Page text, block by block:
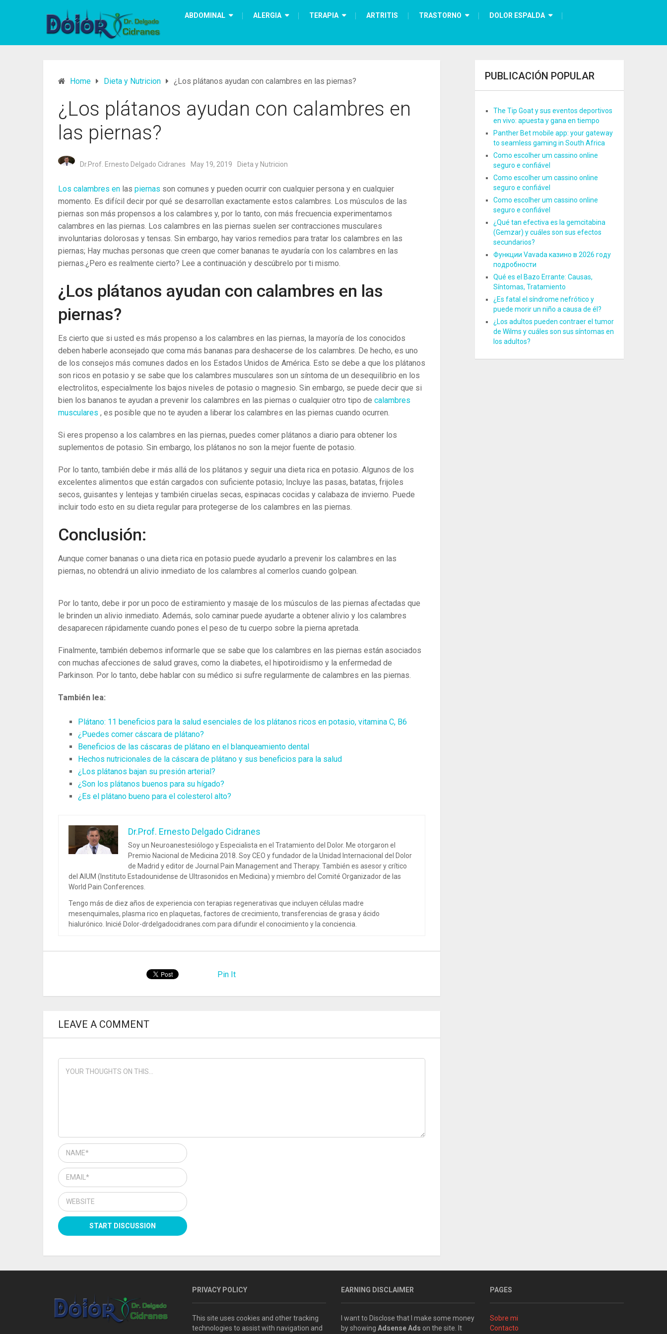
ABDOMINAL ALERGIA TERAPIA ARTRITIS TRASTORNO DOLOR ESPALDA
Home Dieta y Nutricion ¿Los plátanos ayudan con calambres en las piernas?
¿Los plátanos ayudan con calambres en
las piernas?
Dr.Prof. Ernesto Delgado Cidranes May 19, 2019 Dieta y Nutricion
Los calambres en las piernas son comunes y pueden ocurrir con cualquier persona y en cualquier
momento. Es difícil decir por qué se desarrollan exactamente estos calambres. Los músculos de las
piernas son más propensos a los calambres y, por lo tanto, con más frecuencia experimentamos
calambres en las piernas. Los calambres en las piernas suelen ser contracciones musculares
involuntarias dolorosas y tensas. Sin embargo, hay varios remedios para tratar los calambres en las
piernas; Hay muchas personas que creen que comer bananas te ayudaría con los calambres en las
piernas.¿Pero es realmente cierto? Lee a continuación y descúbrelo por ti mismo.
¿Los plátanos ayudan con calambres en las
piernas?
Es cierto que si usted es más propenso a los calambres en las piernas, la mayoría de los conocidos
deben haberle aconsejado que coma más bananas para deshacerse de los calambres. De hecho, es uno
de los consejos más comunes dados en los Estados Unidos de América. Esto se debe a que los plátanos
son ricos en potasio y se sabe que los calambres musculares son un síntoma de un desequilibrio en los
electrolitos, especialmente los bajos niveles de potasio o magnesio. Sin embargo, se puede decir que si
bien los bananos te ayudan a prevenir los calambres en las piernas o cualquier otro tipo de calambres
musculares , es posible que no te ayuden a liberar los calambres en las piernas cuando ocurren.
Si eres propenso a los calambres en las piernas, puedes comer plátanos a diario para obtener los
suplementos de potasio. Sin embargo, los plátanos no son la mejor fuente de potasio.
Por lo tanto, también debe ir más allá de los plátanos y seguir una dieta rica en potasio. Algunos de los
excelentes alimentos que están cargados con suficiente potasio; Incluye las pasas, batatas, frijoles
secos, guisantes y lentejas y también ciruelas secas, espinacas cocidas y calabaza de invierno. Puede
incluir todo esto en su dieta regular para protegerse de los calambres en las piernas.
Conclusión:
Aunque comer bananas o una dieta rica en potasio puede ayudarlo a prevenir los calambres en las
piernas, no obtendrá un alivio inmediato de los calambres al comerlos cuando golpean.
Por lo tanto, debe ir por un poco de estiramiento y masaje de los músculos de las piernas afectadas que
le brinden un alivio inmediato. Además, solo caminar puede ayudarte a obtener alivio y los calambres
desaparecen rápidamente cuando pones el peso de tu cuerpo sobre la pierna apretada.
Finalmente, también debemos informarle que se sabe que los calambres en las piernas están asociados
con muchas afecciones de salud graves, como la diabetes, el hipotiroidismo y la enfermedad de
Parkinson. Por lo tanto, debe hablar con su médico si sufre regularmente de calambres en las piernas.
También lea:
Plátano: 11 beneficios para la salud esenciales de los plátanos ricos en potasio, vitamina C, B6
¿Puedes comer cáscara de plátano?
Beneficios de las cáscaras de plátano en el blanqueamiento dental
Hechos nutricionales de la cáscara de plátano y sus beneficios para la salud
¿Los plátanos bajan su presión arterial?
¿Son los plátanos buenos para su hígado?
¿Es el plátano bueno para el colesterol alto?
Dr.Prof. Ernesto Delgado Cidranes
Soy un Neuroanestesiólogo y Especialista en el Tratamiento del Dolor. Me otorgaron el
Premio Nacional de Medicina 2018. Soy CEO y fundador de la Unidad Internacional del Dolor
de Madrid y editor de Journal Pain Management and Therapy. También es asesor y crítico
del AIUM (Instituto Estadounidense de Ultrasonidos en Medicina) y miembro del Comité Organizador de las
World Pain Conferences.
Tengo más de diez años de experiencia con terapias regenerativas que incluyen células madre
mesenquimales, plasma rico en plaquetas, factores de crecimiento, transferencias de grasa y ácido
hialurónico. Inicié Dolor-drdelgadocidranes.com para difundir el conocimiento y la conciencia.
Pin It
LEAVE A COMMENT
PUBLICACIÓN POPULAR
The Tip Goat y sus eventos deportivos
en vivo: apuesta y gana en tiempo
Panther Bet mobile app: your gateway
to seamless gaming in South Africa
Como escolher um cassino online
seguro e confiável
Como escolher um cassino online
seguro e confiável
Como escolher um cassino online
seguro e confiável
¿Qué tan efectiva es la gemcitabina
(Gemzar) y cuáles son sus efectos
secundarios?
Функции Vavada казино в 2026 году
подробности
Qué es el Bazo Errante: Causas,
Síntomas, Tratamiento
¿Es fatal el síndrome nefrótico y
puede morir un niño a causa de él?
¿Los adultos pueden contraer el tumor
de Wilms y cuáles son sus síntomas en
los adultos?
PRIVACY POLICY
This site uses cookies and other tracking
technologies to assist with navigation and
EARNING DISCLAIMER
I want to Disclose that I make some money
by showing Adsense Ads on the site. It
PAGES
Sobre mi
Contacto